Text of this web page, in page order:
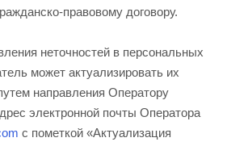
правовому договору.
неточностей в персональных
может актуализировать их
направления Оператору
электронной почты Оператора
с пометкой «Актуализация